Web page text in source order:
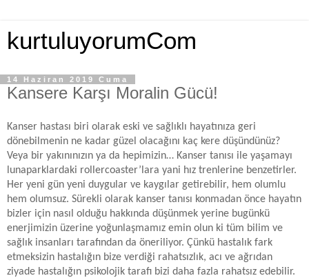
kurtuluyorumCom
14 Haziran 2019 Cuma
Kansere Karşı Moralin Gücü!
Kanser hastası biri olarak eski ve sağlıklı hayatınıza geri
dönebilmenin ne kadar güzel olacağını kaç kere düşündünüz?
Veya bir yakınınızın ya da hepimizin… Kanser tanısı ile yaşamayı
lunaparklardaki rollercoaster’lara yani hız trenlerine benzetirler.
Her yeni gün yeni duygular ve kaygılar getirebilir, hem olumlu
hem olumsuz. Sürekli olarak kanser tanısı konmadan önce hayatın
bizler için nasıl olduğu hakkında düşünmek yerine bugünkü
enerjimizin üzerine yoğunlaşmamız emin olun ki tüm bilim ve
sağlık insanları tarafından da öneriliyor. Çünkü hastalık fark
etmeksizin hastalığın bize verdiği rahatsızlık, acı ve ağrıdan
ziyade hastalığın psikolojik tarafı bizi daha fazla rahatsız edebilir.